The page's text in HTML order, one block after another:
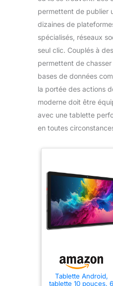
permettent de publier
dizaines de
spécialisés, réseaux
seul clic. Couplés à
permettent de
bases de données
la portée des actions
moderne doit être
avec une tablette
en toutes
Tablette Android,
tablette 10 pouces, 6